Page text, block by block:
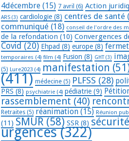
4décembre (15) 7 avril (6) Action
ARS (3) cardiologie (8) centres de santé
communiqué (18) conseil de l'ordre des
de la refondation (10) Convergences
Covid (20) Ehpad (8) europe (8)
temporaires (4) film (4) Fusion (8) GHT(3)
(5) Lure2023 (4) manifestation
(411) médecine (5) PLFSS (28)
PRS (8) psychiatrie (4) pédiatrie (9)
rassemblement (40)
Retraites (5) réanimation (15) Réunion
(11) SMUR (58) SSR (8)
urgences(322)